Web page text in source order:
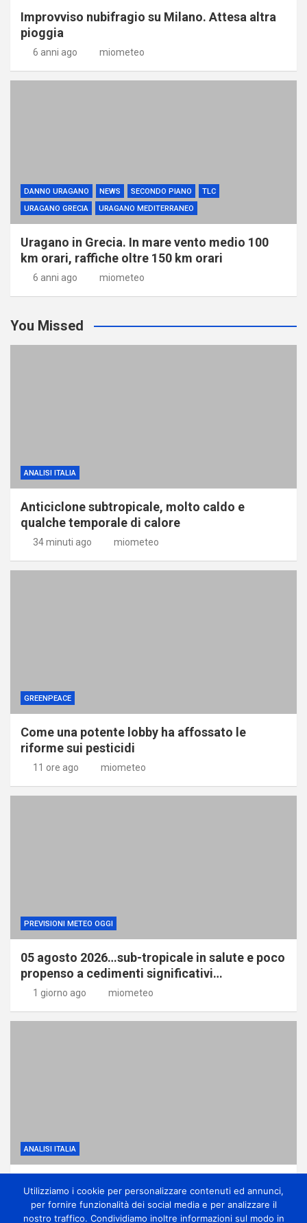
Improvviso nubifragio su Milano. Attesa altra
pioggia
6 anni ago miometeo
DANNO URAGANO NEWS SECONDO PIANO
TLC
URAGANO GRECIA
URAGANO MEDITERRANEO
Uragano in Grecia. In mare vento medio 100
km orari, raffiche oltre 150 km orari
6 anni ago miometeo
You Missed
ANALISI ITALIA
Anticiclone subtropicale, molto caldo e
qualche temporale di calore
34 minuti ago miometeo
GREENPEACE
Come una potente lobby ha affossato le
riforme sui pesticidi
11 ore ago miometeo
PREVISIONI METEO OGGI
05 agosto 2026…sub-tropicale in salute e poco
propenso a cedimenti significativi…
1 giorno ago miometeo
ANALISI ITALIA
qualche temporale di calore
1 giorno ago miometeo
Utilizziamo i cookie per personalizzare contenuti ed annunci,
per fornire funzionalità dei social media e per analizzare il
nostro traffico. Condividiamo inoltre informazioni sul modo in